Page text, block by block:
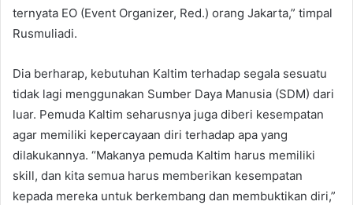
ternyata EO (Event Organizer, Red.) orang Jakarta,” timpal
Rusmuliadi.
Dia berharap, kebutuhan Kaltim terhadap segala sesuatu
tidak lagi menggunakan Sumber Daya Manusia (SDM) dari
luar. Pemuda Kaltim seharusnya juga diberi kesempatan
agar memiliki kepercayaan diri terhadap apa yang
dilakukannya. “Makanya pemuda Kaltim harus memiliki
skill, dan kita semua harus memberikan kesempatan
kepada mereka untuk berkembang dan membuktikan diri,”